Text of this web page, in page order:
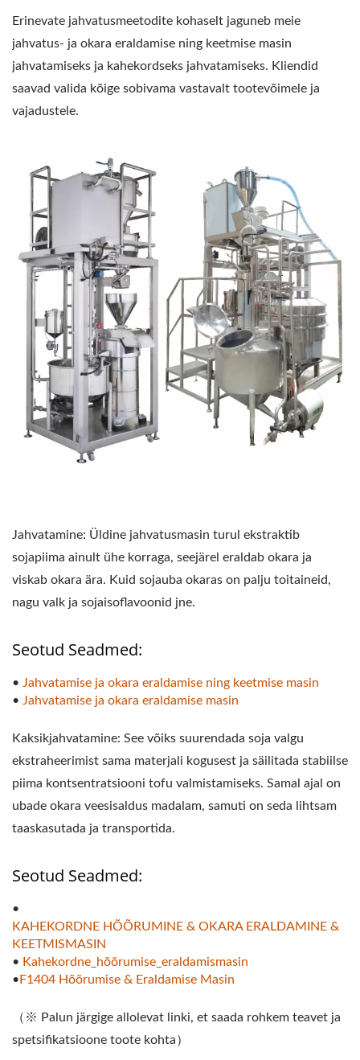
Erinevate jahvatusmeetodite kohaselt jaguneb meie
jahvatus- ja okara eraldamise ning keetmise masin
jahvatamiseks ja kahekordseks jahvatamiseks. Kliendid
saavad valida kõige sobivama vastavalt tootevõimele ja
vajadustele.
Jahvatamine: Üldine jahvatusmasin turul ekstraktib
sojapiima ainult ühe korraga, seejärel eraldab okara ja
viskab okara ära. Kuid sojauba okaras on palju toitaineid,
nagu valk ja sojaisoflavoonid jne.
Seotud Seadmed:
• Jahvatamise ja okara eraldamise ning keetmise masin
• Jahvatamise ja okara eraldamise masin
Kaksikjahvatamine: See võiks suurendada soja valgu
ekstraheerimist sama materjali kogusest ja säilitada stabiilse
piima kontsentratsiooni tofu valmistamiseks. Samal ajal on
ubade okara veesisaldus madalam, samuti on seda lihtsam
taaskasutada ja transportida.
Seotud Seadmed:
•
KAHEKORDNE HÕÕRUMINE & OKARA ERALDAMINE &
KEETMISMASIN
• Kahekordne_hõõrumise_eraldamismasin
• F1404 Hõõrumise & Eraldamise Masin
（※ Palun järgige allolevat linki, et saada rohkem teavet ja
spetsifikatsioone toote kohta）